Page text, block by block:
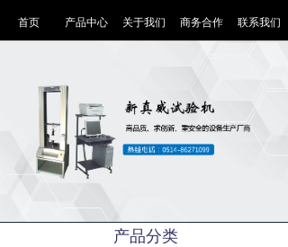
首页 产品中心 关于我们 商务合作 联系我们
产品分类